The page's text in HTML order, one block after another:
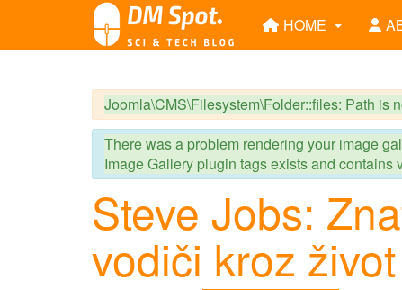
HOME
Joomla\CMS\Filesystem\Folder::files: Path is
There was a problem rendering your image
Image Gallery plugin tags exists and
Steve Jobs:
vodiči kroz život